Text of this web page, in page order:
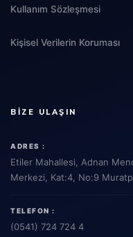
Kullanım Sözleşmesi
Kişisel Verilerin Koruması
BIZE ULAŞIN
ADRES :
Etiler Mahallesi, Adnan
Merkezi, Kat:4, No:9
TELEFON :
(0541) 724 724 4